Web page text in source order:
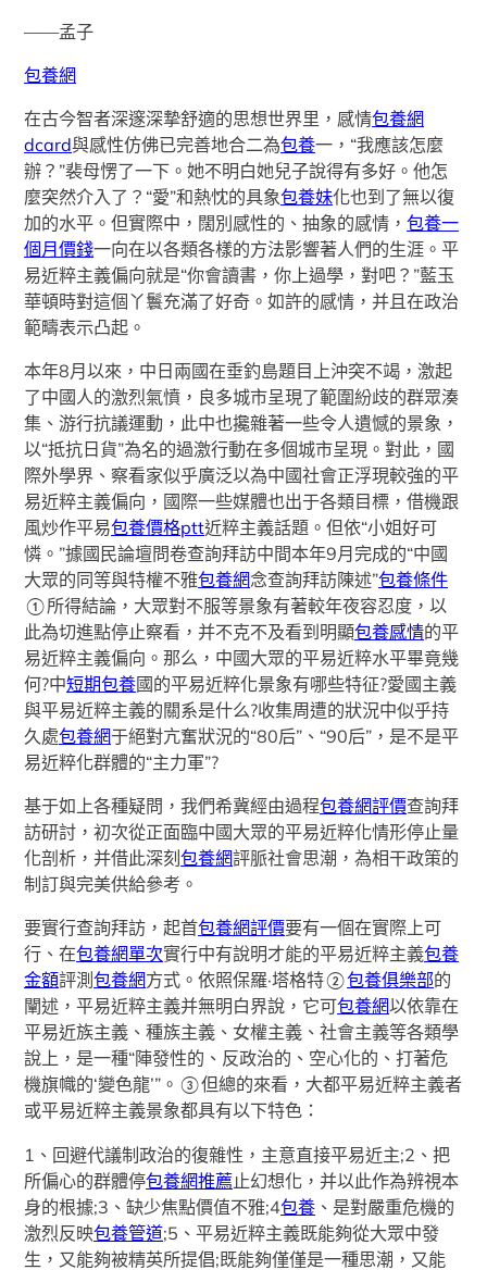
——孟子
包養網
在古今智者深邃深摯舒適的思想世界里，感情包養網
dcard與感性仿佛已完善地合二為包養一，“我應該怎麼
辦？”裴母愣了一下。她不明白她兒子說得有多好。他怎
麼突然介入了？“愛”和熱忱的具象包養妹化也到了無以復
加的水平。但實際中，闊別感性的、抽象的感情，包養一
個月價錢一向在以各類各樣的方法影響著人們的生涯。平
易近粹主義偏向就是“你會讀書，你上過學，對吧？”藍玉
華頓時對這個丫鬟充滿了好奇。如許的感情，并且在政治
範疇表示凸起。
本年8月以來，中日兩國在垂釣島題目上沖突不竭，激起
了中國人的激烈氣憤，良多城市呈現了範圍紛歧的群眾湊
集、游行抗議運動，此中也攙雜著一些令人遺憾的景象，
以“抵抗日貨”為名的過激行動在多個城市呈現。對此，國
際外學界、察看家似乎廣泛以為中國社會正浮現較強的平
易近粹主義偏向，國際一些媒體也出于各類目標，借機跟
風炒作平易包養價格ptt近粹主義話題。但依“小姐好可
憐。”據國民論壇問卷查詢拜訪中間本年9月完成的“中國
大眾的同等與特權不雅包養網念查詢拜訪陳述”包養條件
①所得結論，大眾對不服等景象有著較年夜容忍度，以
此為切進點停止察看，并不克不及看到明顯包養感情的平
易近粹主義偏向。那么，中國大眾的平易近粹水平畢竟幾
何?中短期包養國的平易近粹化景象有哪些特征?愛國主義
與平易近粹主義的關系是什么?收集周遭的狀況中似乎持
久處包養網于絕對亢奮狀況的“80后”、“90后”，是不是平
易近粹化群體的“主力軍”?
基于如上各種疑問，我們希冀經由過程包養網評價查詢拜
訪研討，初次從正面臨中國大眾的平易近粹化情形停止量
化剖析，并借此深刻包養網評脈社會思潮，為相干政策的
制訂與完美供給參考。
要實行查詢拜訪，起首包養網評價要有一個在實際上可
行、在包養網單次實行中有說明才能的平易近粹主義包養
金額評測包養網方式。依照保羅·塔格特②包養俱樂部的
闡述，平易近粹主義并無明白界說，它可包養網以依靠在
平易近族主義、種族主義、女權主義、社會主義等各類學
說上，是一種“陣發性的、反政治的、空心化的、打著危
機旗幟的‘變色龍’”。③但總的來看，大都平易近粹主義者
或平易近粹主義景象都具有以下特色：
1、回避代議制政治的復雜性，主意直接平易近主;2、把
所偏心的群體停包養網推薦止幻想化，并以此作為辨視本
身的根據;3、缺少焦點價值不雅;4包養 、是對嚴重危機的
激烈反映包養管道;5、平易近粹主義既能夠從大眾中發
生，又能夠被精英所提倡;既能夠僅僅是一種思潮，又能